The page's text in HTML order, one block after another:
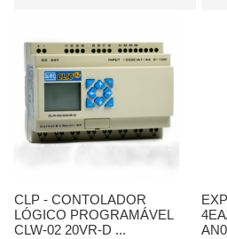
CLP - CONTOLADOR
LÓGICO PROGRAMÁVEL
CLW-02 20VR-D ...